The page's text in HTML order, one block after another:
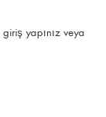
giriş yapınız veya